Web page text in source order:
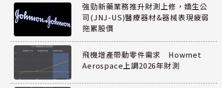
強勁新藥業務推升財測上修，嬌生公
司(JNJ-US)醫療器材&器械表現疲弱
拖累股價
飛機增產帶動零件需求 Howmet
Aerospace上調2026年財測